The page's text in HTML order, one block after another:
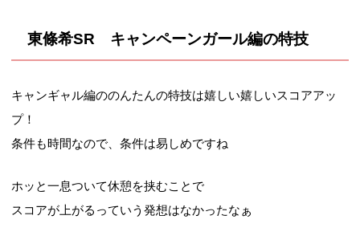
東條希SR キャンペーンガール編の特技
キャンギャル編ののんたんの特技は嬉しい嬉しいスコアアッ
プ！
条件も時間なので、条件は易しめですね
ホッと一息ついて休憩を挟むことで
スコアが上がるっていう発想はなかったなぁ